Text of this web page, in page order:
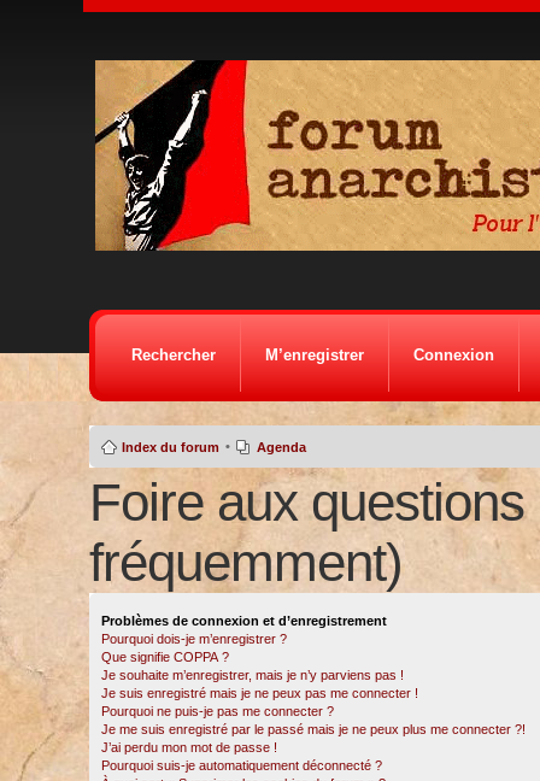
Rechercher M’enregistrer Connexion
Index du forum • Agenda
Foire aux
fréquemment)
Problèmes de connexion et d’enregistrement
Pourquoi dois-je m’enregistrer ?
Que signifie COPPA ?
Je souhaite m’enregistrer, mais je n’y parviens pas !
Je suis enregistré mais je ne peux pas me connecter !
Pourquoi ne puis-je pas me connecter ?
Je me suis enregistré par le passé mais je ne peux plus me connecter ?!
J’ai perdu mon mot de passe !
Pourquoi suis-je automatiquement déconnecté ?